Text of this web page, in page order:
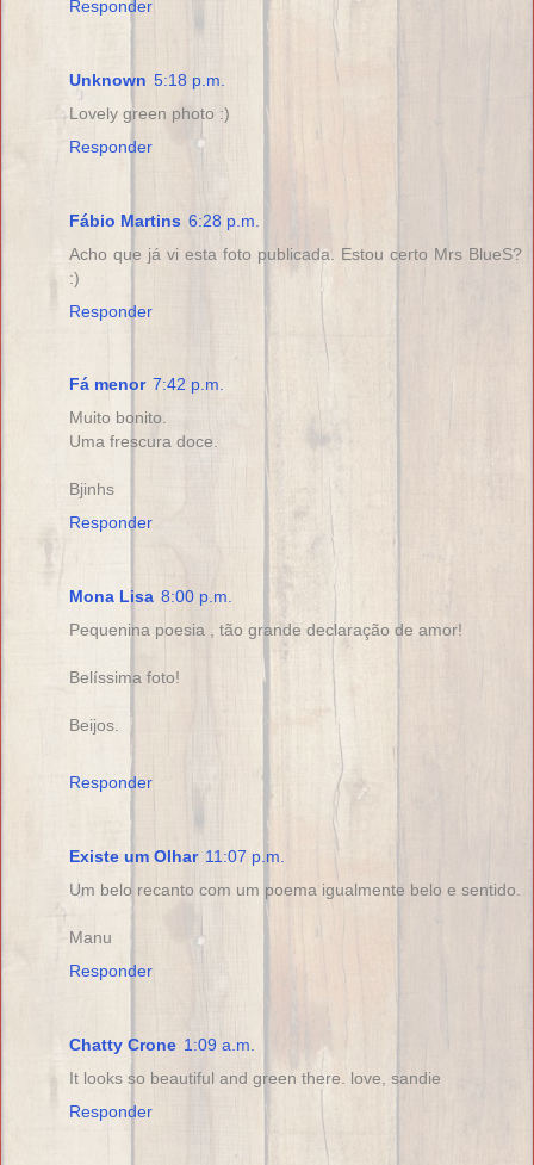
Responder
Unknown 5:18 p.m.
Lovely green photo :)
Responder
Fábio Martins 6:28 p.m.
Acho que já vi esta foto publicada. Estou certo Mrs BlueS?
:)
Responder
Fá menor 7:42 p.m.
Muito bonito.
Uma frescura doce.
Bjinhs
Responder
Mona Lisa 8:00 p.m.
Pequenina poesia , tão grande declaração de amor!
Belíssima foto!
Beijos.
Responder
Existe um Olhar 11:07 p.m.
Um belo recanto com um poema igualmente belo e sentido.
Manu
Responder
Chatty Crone 1:09 a.m.
It looks so beautiful and green there. love, sandie
Responder